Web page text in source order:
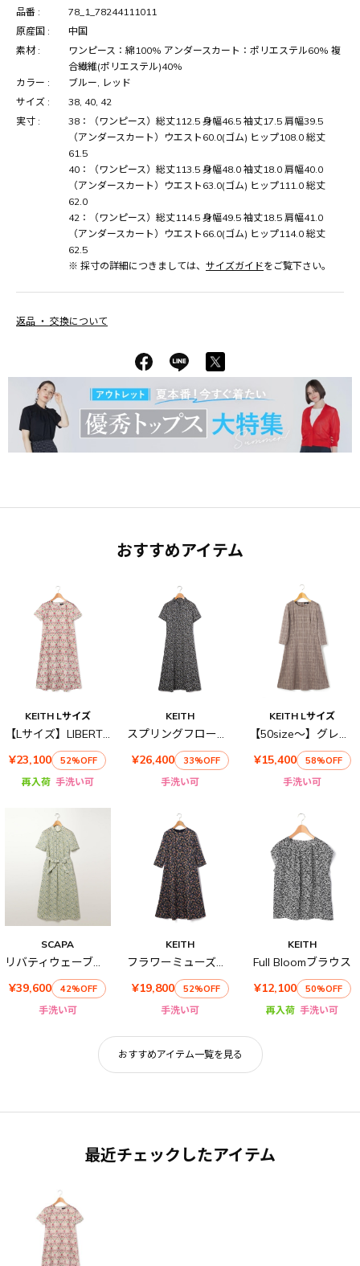
品番 :
78_1_78244111011
原産国 :
中国
素材 :
ワンピース：綿100% アンダースカート：ポリエステル60% 複
合繊維(ポリエステル)40%
カラー :
ブルー, レッド
サイズ :
38, 40, 42
実寸 :
38：（ワンピース）総丈112.5 身幅46.5 袖丈17.5 肩幅39.5
（アンダースカート）ウエスト60.0(ゴム) ヒップ108.0 総丈
61.5
40：（ワンピース）総丈113.5 身幅48.0 袖丈18.0 肩幅40.0
（アンダースカート）ウエスト63.0(ゴム) ヒップ111.0 総丈
62.0
42：（ワンピース）総丈114.5 身幅49.5 袖丈18.5 肩幅41.0
（アンダースカート）ウエスト66.0(ゴム) ヒップ114.0 総丈
62.5
※ 採寸の詳細につきましては、 サイズガイドをご覧下さい。
返品 ・ 交換について
おすすめアイテム
KEITH Lサイズ
【Lサイズ】LIBERTYプリントLily Annabellワンピース
¥23,100
52%OFF
再入荷 手洗い可
KEITH
スプリングフローラルワンピース
¥26,400
33%OFF
手洗い可
KEITH Lサイズ
【50size～】グレンチェックジャカード ワンピース
¥15,400
58%OFF
手洗い可
SCAPA
リバティウェーブワンピース
¥39,600
42%OFF
手洗い可
KEITH
フラワーミューズワンピース
¥19,800
52%OFF
手洗い可
KEITH
Full Bloomブラウス
¥12,100
50%OFF
再入荷 手洗い可
おすすめアイテム一覧を見る
最近チェックしたアイテム